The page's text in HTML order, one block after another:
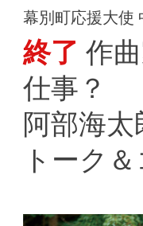
to
content
幕別町応援大使
終了作
仕事？
阿部海
トーク